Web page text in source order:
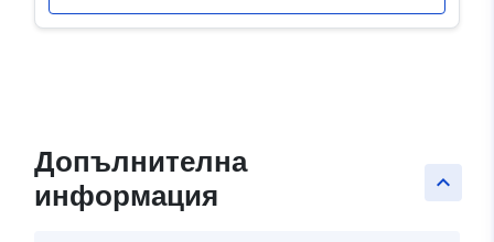
keyboard_arrow_up
Допълнителна
информация